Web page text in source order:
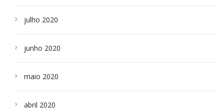
julho 2020
junho 2020
maio 2020
abril 2020